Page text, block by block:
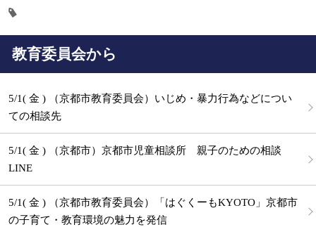
教育委員会から
5/1( 金 ) （京都市教育委員会）いじめ・暴力行為などについ
ての相談先
5/1( 金 ) （京都市）京都市児童相談所 親子のための相談
LINE
5/1( 金 ) （京都市教育委員会）「はぐくーもKYOTO」京都市
の子育て・教育環境の魅力を発信